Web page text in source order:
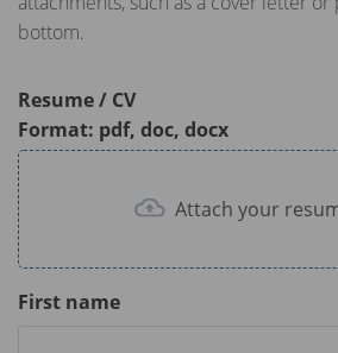
bottom.
Resume / CV
Format: pdf, doc, docx
Attach your
First name